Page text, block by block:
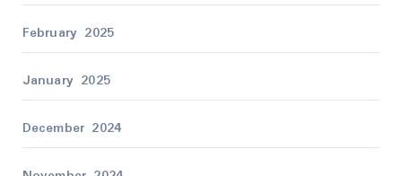
February 2025
January 2025
December 2024